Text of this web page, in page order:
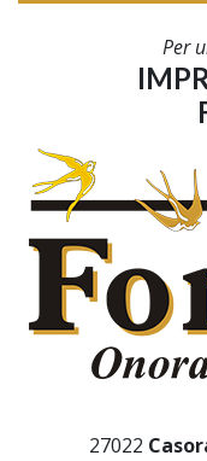
Per
27022